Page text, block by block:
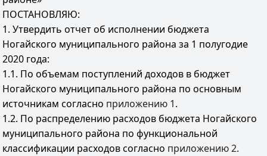
ПОСТАНОВЛЯЮ:
1. Утвердить отчет об исполнении бюджета
Ногайского муниципального района за 1 полугодие
2020 года:
1.1. По объемам поступлений доходов в бюджет
Ногайского муниципального района по основным
источникам согласно приложению 1.
1.2. По распределению расходов бюджета Ногайского
муниципального района по функциональной
классификации расходов согласно приложению 2.